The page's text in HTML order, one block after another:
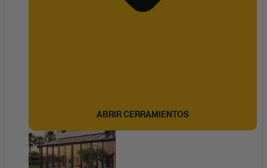
ABRIR CERRAMIENTOS